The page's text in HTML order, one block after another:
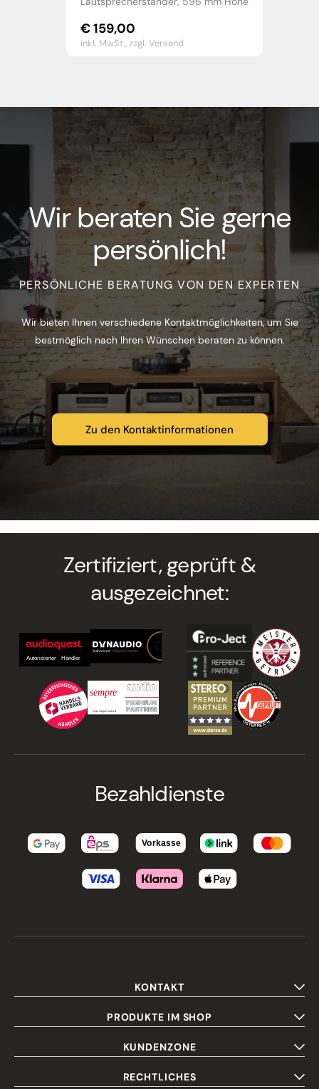
€159,00
inkl. MwSt.,zzgl. Versand
Wir beraten Sie gerne
persönlich!
PERSÖNLICHE BERATUNG VON DEN EXPERTEN
Wir bieten Ihnen verschiedene Kontaktmöglichkeiten, um Sie
bestmöglich nach Ihren Wünschen beraten zu können.
Zu den Kontaktinformationen
Zertifiziert, geprüft &
ausgezeichnet:
Bezahldienste
KONTAKT
PRODUKTE IM SHOP
KUNDENZONE
RECHTLICHES